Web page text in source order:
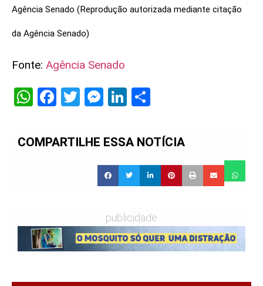
Agência Senado (Reprodução autorizada mediante citação
da Agência Senado)
Fonte: Agência Senado
WhatsApp
Facebook
Twitter
Messenger
LinkedIn
COMPARTILHE ESSA NOTÍCIA
publicidade